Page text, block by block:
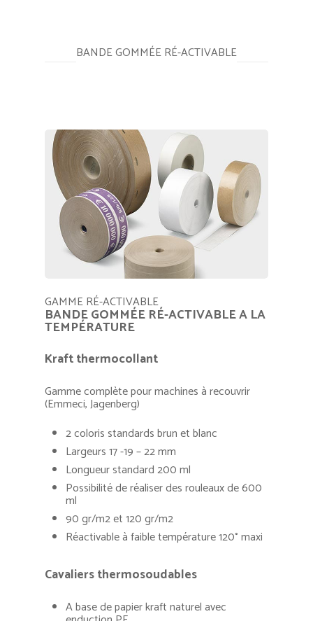
BANDE GOMMÉE RÉ-ACTIVABLE
GAMME RÉ-ACTIVABLE
BANDE GOMMÉE RÉ-ACTIVABLE A LA
TEMPÉRATURE
Kraft thermocollant
Gamme complète pour machines à recouvrir
(Emmeci, Jagenberg)
2 coloris standards brun et blanc
Largeurs 17 -19 – 22 mm
Longueur standard 200 ml
Possibilité de réaliser des rouleaux de 600
ml
90 gr/m2 et 120 gr/m2
Réactivable à faible température 120° maxi
Cavaliers thermosoudables
A base de papier kraft naturel avec